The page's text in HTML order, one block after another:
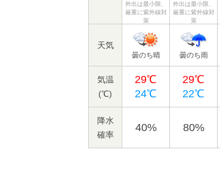
外出は最小限、
厳重に紫外線対
策
外出は最小限、
厳重に紫外線対
策
天気
曇のち晴 曇のち雨
気温
(℃)
29℃
24℃
29℃
22℃
降水
確率
40% 80%